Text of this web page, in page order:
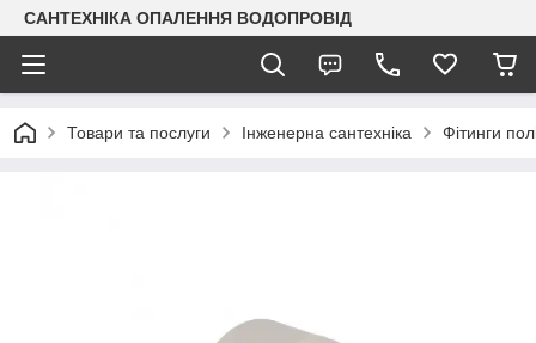
САНТЕХНІКА ОПАЛЕННЯ ВОДОПРОВІД
Товари та послуги Інженерна сантехніка Фітинги